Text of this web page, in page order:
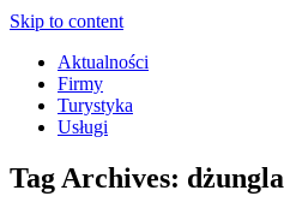
Skip to content
Aktualności
Firmy
Turystyka
Usługi
Tag Archives: dżungla